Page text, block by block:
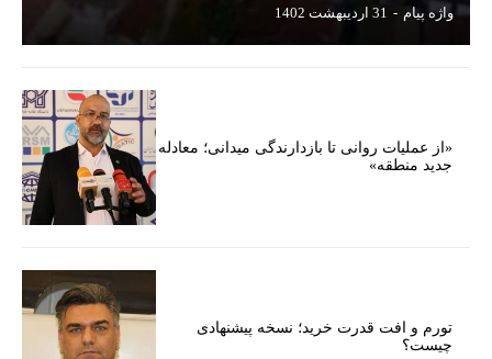
واژه پیام - 31 اردیبهشت 1402
«از عملیات روانی تا بازدارندگی میدانی؛ معادله
جدید منطقه»
تورم و افت قدرت خرید؛ نسخه پیشنهادی
چیست؟